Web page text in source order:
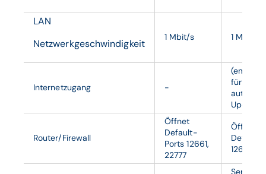
LAN
Netzwerkgeschwindigkeit
1 Mbit/s 1 Mbit/s
Internetzugang -
für
Router/Firewall
Öffnet
Default-
Ports 12661,
22777
Öffnet
Default-
12660
Server